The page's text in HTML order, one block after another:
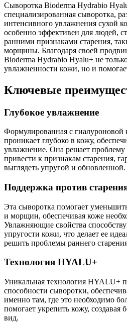
Сыворотка Bioderma Hydrabio
специализированная сыворотка,
интенсивного увлажнения сухой
особенно эффективен для людей,
ранними признаками старения,
морщины. Благодаря своей
Bioderma Hydrabio Hyalu+ не
увлажненности кожи, но и
Ключевые
Глубокое увлажнение
Формулированная с гиалуроновой
проникает глубоко в кожу,
увлажнение. Она решает проблему
привести к признакам старения,
выглядеть упругой и обновленной.
Поддержка против
Эта сыворотка помогает
и морщин, обеспечивая коже
Увлажняющие свойства
упругости кожи, что делает ее
решить проблемы раннего
Технология HYALU+
Уникальная технология HYALU+
способности сыворотки,
именно там, где это необходимо
помогает укрепить кожу, создавая
вид.